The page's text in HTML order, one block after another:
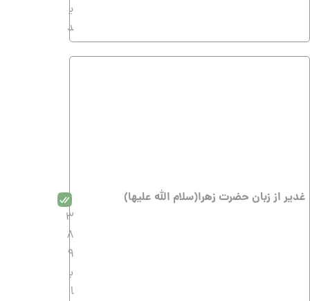
ی
د
غدیر از زبان حضرت زهرا(سلام الله علیها)
3
8
9
ب
ا